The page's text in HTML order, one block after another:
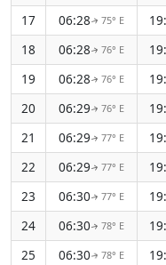
17
06:28↑ 75° E
18
06:28↑ 76° E
19
06:28↑ 76° E
20
06:29↑ 76° E
21
06:29↑ 77° E
22
06:29↑ 77° E
23
06:30↑ 77° E
24
06:30↑ 78° E
25
06:30↑ 78° E